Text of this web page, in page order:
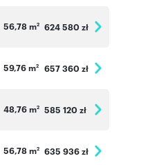
56,78 m2 624 580 zł
59,76 m2 657 360 zł
48,76 m2 585 120 zł
56,78 m2 635 936 zł